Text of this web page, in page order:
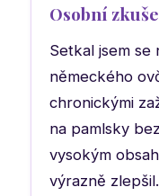
Osobní
Setkal jsem se
německého
chronickými
na pamlsky
vysokým
výrazně